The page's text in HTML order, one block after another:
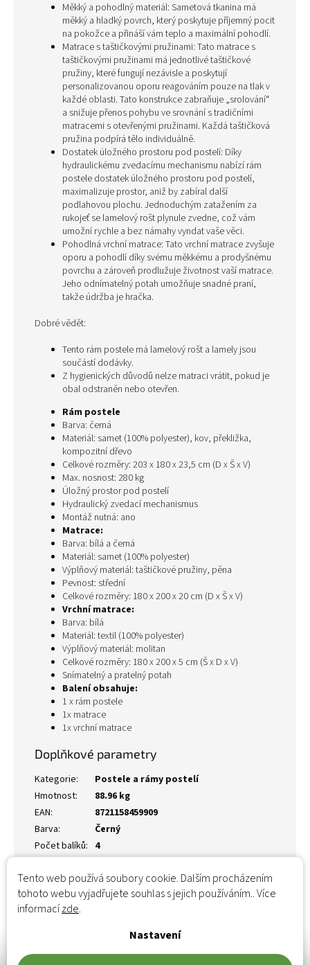
Tento web používá soubory cookie. Dalším procházením
tohoto webu vyjadřujete souhlas s jejich používáním.. Více
informacízde.
Nastavení
Měkký a pohodlný materiál: Sametová tkanina má
měkký a hladký povrch, který poskytuje příjemný pocit
na pokožce a přináší vám teplo a maximální pohodlí.
Matrace s taštičkovými pružinami: Tato matrace s
taštičkovými pružinami má jednotlivé taštičkové
pružiny, které fungují nezávisle a poskytují
personalizovanou oporu reagováním pouze na tlak v
každé oblasti. Tato konstrukce zabraňuje „srolování“
a snižuje přenos pohybu ve srovnání s tradičními
matracemi s otevřenými pružinami. Každá taštičková
pružina podpírá tělo individuálně.
Dostatek úložného prostoru pod postelí: Díky
hydraulickému zvedacímu mechanismu nabízí rám
postele dostatek úložného prostoru pod postelí,
maximalizuje prostor, aniž by zabíral další
podlahovou plochu. Jednoduchým zatažením za
rukojeť se lamelový rošt plynule zvedne, což vám
umožní rychle a bez námahy vyndat vaše věci.
Pohodlná vrchní matrace: Tato vrchní matrace zvyšuje
oporu a pohodlí díky svému měkkému a prodyšnému
povrchu a zároveň prodlužuje životnost vaší matrace.
Jeho odnímatelný potah umožňuje snadné praní,
takže údržba je hračka.
Dobré vědět:
Tento rám postele má lamelový rošt a lamely jsou
součástí dodávky.
Z hygienických důvodů nelze matraci vrátit, pokud je
obal odstraněn nebo otevřen.
Rám postele
Barva: černá
Materiál: samet (100% polyester), kov, překližka,
kompozitní dřevo
Celkové rozměry: 203 x 180 x 23,5 cm (D x Š x V)
Max. nosnost: 280 kg
Úložný prostor pod postelí
Hydraulický zvedací mechanismus
Montáž nutná: ano
Matrace:
Barva: bílá a černá
Materiál: samet (100% polyester)
Výplňový materiál: taštičkové pružiny, pěna
Pevnost: střední
Celkové rozměry: 180 x 200 x 20 cm (D x Š x V)
Vrchní matrace:
Barva: bílá
Materiál: textil (100% polyester)
Výplňový materiál: molitan
Celkové rozměry: 180 x 200 x 5 cm (Š x D x V)
Snímatelný a pratelný potah
Balení obsahuje:
1 x rám postele
1x matrace
1x vrchní matrace
Doplňkové parametry
Kategorie:
Postele a rámy postelí
Hmotnost:
88.96 kg
EAN:
8721158459909
Barva:
Černý
Počet balíků: 4